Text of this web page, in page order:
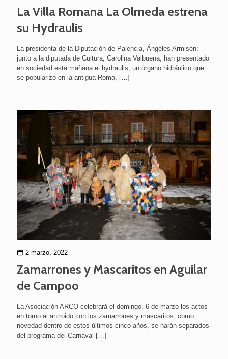
La Villa Romana La Olmeda estrena
su Hydraulis
La presidenta de la Diputación de Palencia, Ángeles Armisén;
junto a la diputada de Cultura, Carolina Valbuena; han presentado
en sociedad esta mañana el hydraulis; un órgano hidráulico que
se popularizó en la antigua Roma,
[…]
2 marzo, 2022
Zamarrones y Mascaritos en Aguilar
de Campoo
La Asociación ARCO celebrará el domingo, 6 de marzo los actos
en torno al antroido con los zamarrones y mascaritos, como
novedad dentro de estos últimos cinco años, se harán separados
del programa del Carnaval […]